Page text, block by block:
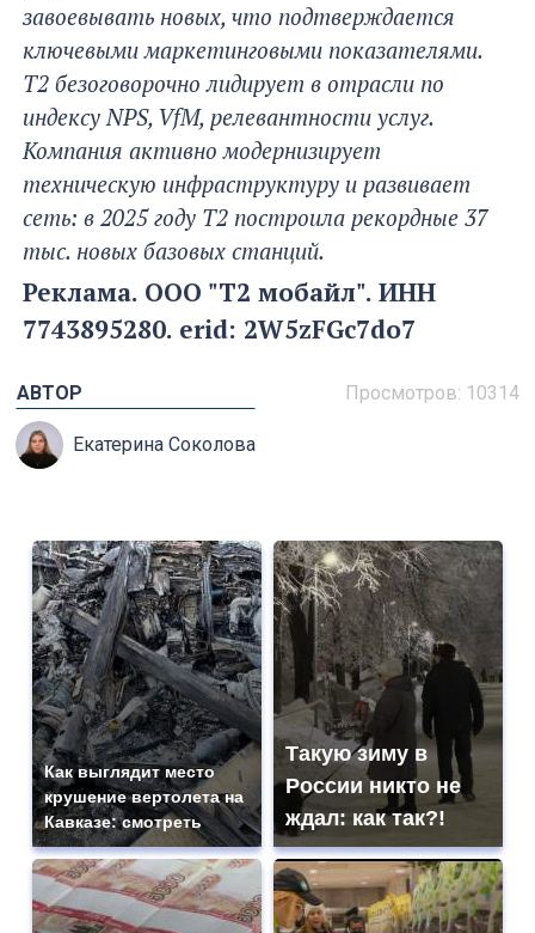
завоевывать новых, что подтверждается
ключевыми маркетинговыми показателями.
T2 безоговорочно лидирует в отрасли по
индексу NPS, VfM, релевантности услуг.
Компания активно модернизирует
техническую инфраструктуру и развивает
сеть: в 2025 году Т2 построила рекордные 37
тыс. новых базовых станций.
Реклама. ООО "Т2 мобайл". ИНН
7743895280. erid: 2W5zFGc7do7
Просмотров: 10314
АВТОР
Екатерина Соколова
Как выглядит место
крушение вертолета на
Кавказе: смотреть
Такую зиму в
России никто не
ждал: как так?!